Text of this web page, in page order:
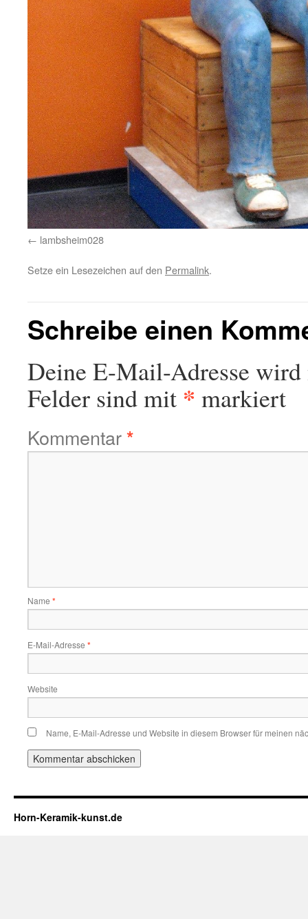
lambsheim028
Setze ein Lesezeichen auf den Permalink.
Schreibe einen
Deine E-Mail-Adresse
Felder sind mit * markiert
Kommentar*
Name *
E-Mail-Adresse *
Website
Name, E-Mail-Adresse und Website in diesem Browser für meinen
Horn-Keramik-kunst.de